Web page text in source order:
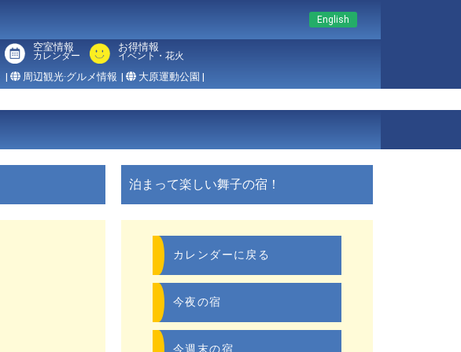
English
空室情報
カレンダー
お得情報
イベント・花火
| 周辺観光·グルメ情報 | 大原運動公園 |
泊まって楽しい舞子の宿！
カレンダーに戻る
今夜の宿
今週末の宿